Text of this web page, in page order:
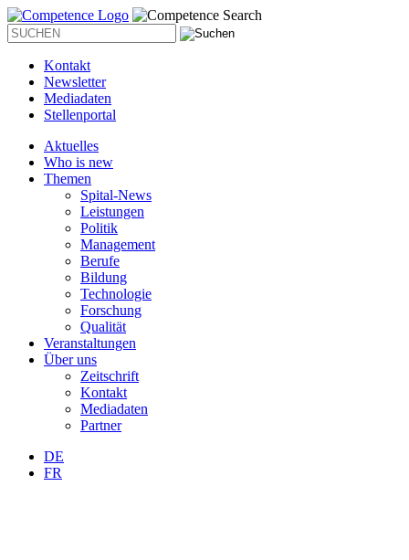
Kontakt
Newsletter
Mediadaten
Stellenportal
Aktuelles
Who is new
Themen
Spital-News
Leistungen
Politik
Management
Berufe
Bildung
Technologie
Forschung
Qualität
Veranstaltungen
Über uns
Zeitschrift
Kontakt
Mediadaten
Partner
DE
FR